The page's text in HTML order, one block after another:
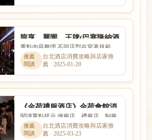
龍亨、麗園、王牌(巴塞隆納酒
店)、紫爵高級便服酒店消費介
紹
重點內容整理 不同店型在穿著規範、
互動方式、價格定位與工作要求上都
有差別。本篇以「龍亨、麗...
台北酒店消費攻略與店家推
薦 · 2025-01-20
《金荷禮服酒店》金荷會館消
費、復興北路上酒店
閱讀重點提示 便服店、禮服店、制服
店與日式酒吧的消費方式、工作內容
與客群定位都不相同。本文...
台北酒店消費攻略與店家推
薦 · 2025-03-23